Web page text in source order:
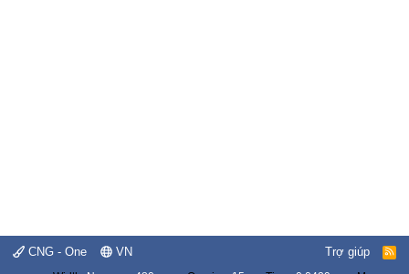
CNG - One VN Trợ giúp
R